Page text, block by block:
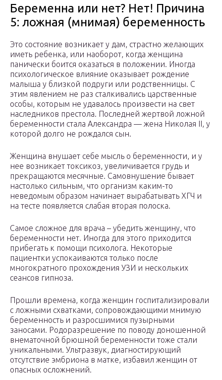
Беременна или нет? Нет! Причина
5: ложная (мнимая) беременность
Это состояние возникает у дам, страстно желающих
иметь ребенка, или наоборот, когда женщина
панически боится оказаться в положении. Иногда
психологическое влияние оказывает рождение
малыша у близкой подруги или родственницы. С
этим явлением не раз сталкивались царственные
особы, которым не удавалось произвести на свет
наследников престола. Последней жертвой ложной
беременности стала Александра — жена Николая II, у
которой долго не рождался сын.
Женщина внушает себе мысль о беременности, и у
нее возникает токсикоз, увеличивается грудь и
прекращаются месячные. Самовнушение бывает
настолько сильным, что организм каким-то
неведомым образом начинает вырабатывать ХГЧ и
на тесте появляется слабая вторая полоска.
Самое сложное для врача – убедить женщину, что
беременности нет. Иногда для этого приходится
прибегать к помощи психолога. Некоторые
пациентки успокаиваются только после
многократного прохождения УЗИ и нескольких
сеансов гипноза.
Прошли времена, когда женщин госпитализировали
с ложными схватками, сопровождающими мнимую
беременность и разросшимися пузырными
заносами. Родоразрешение по поводу доношенной
внематочной брюшной беременности тоже стали
уникальными. Ультразвук, диагностирующий
отсутствие эмбриона в матке, избавил женщин от
опасных осложнений.